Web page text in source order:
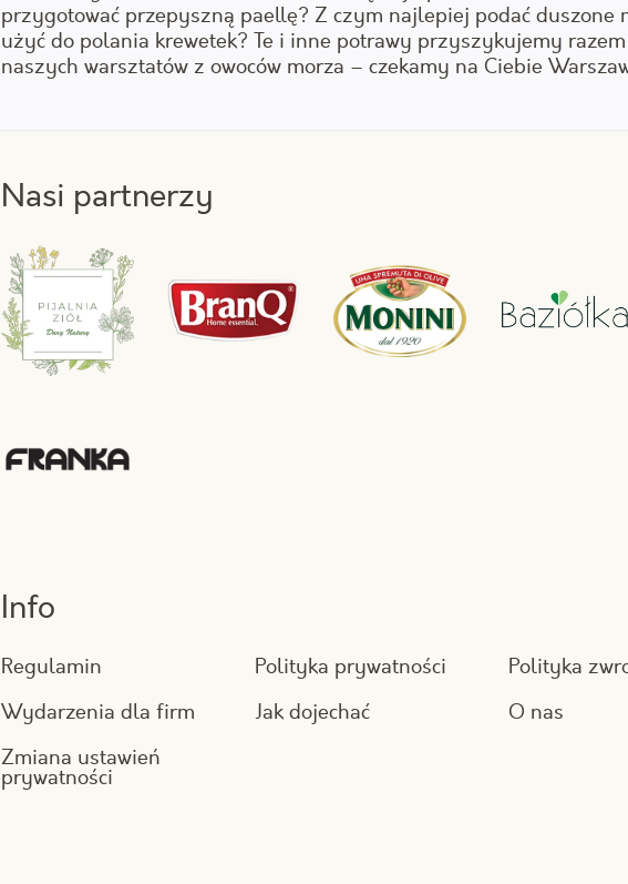
przygotować przepyszną paellę? Z czym najlepiej podać duszone
użyć do polania krewetek? Te i inne potrawy przyszykujemy razem
naszych warsztatów z owoców morza – czekamy na Ciebie
Nasi partnerzy
Info
Regulamin Polityka prywatności
Polityka
Wydarzenia dla firm
Jak dojechać
O nas
Zmiana ustawień
prywatności